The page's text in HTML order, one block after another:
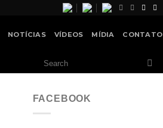
NOTÍCIAS VÍDEOS MÍDIA CONTATO
FACEBOOK